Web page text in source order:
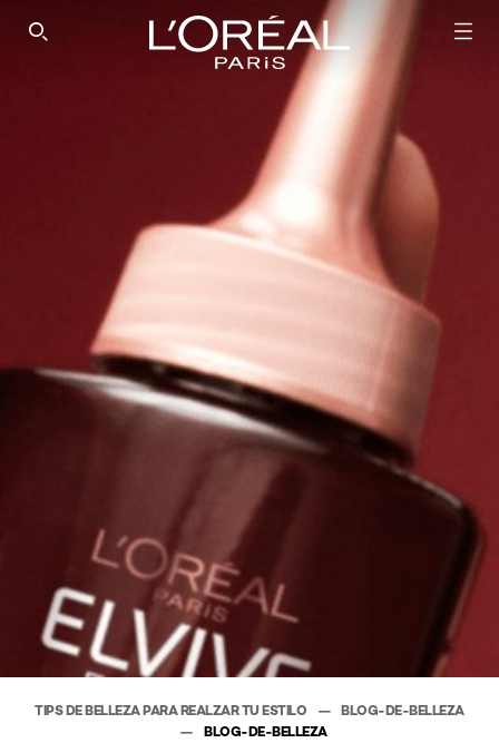
SEARCH THIS SITE
TIPS DE BELLEZA PARA REALZAR TU ESTILO
BLOG-DE-BELLEZA
BLOG-DE-BELLEZA